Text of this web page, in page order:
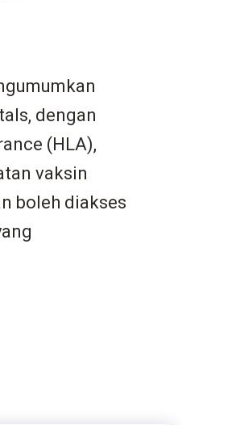
dengan
(HLA),
vaksin
boleh diakses